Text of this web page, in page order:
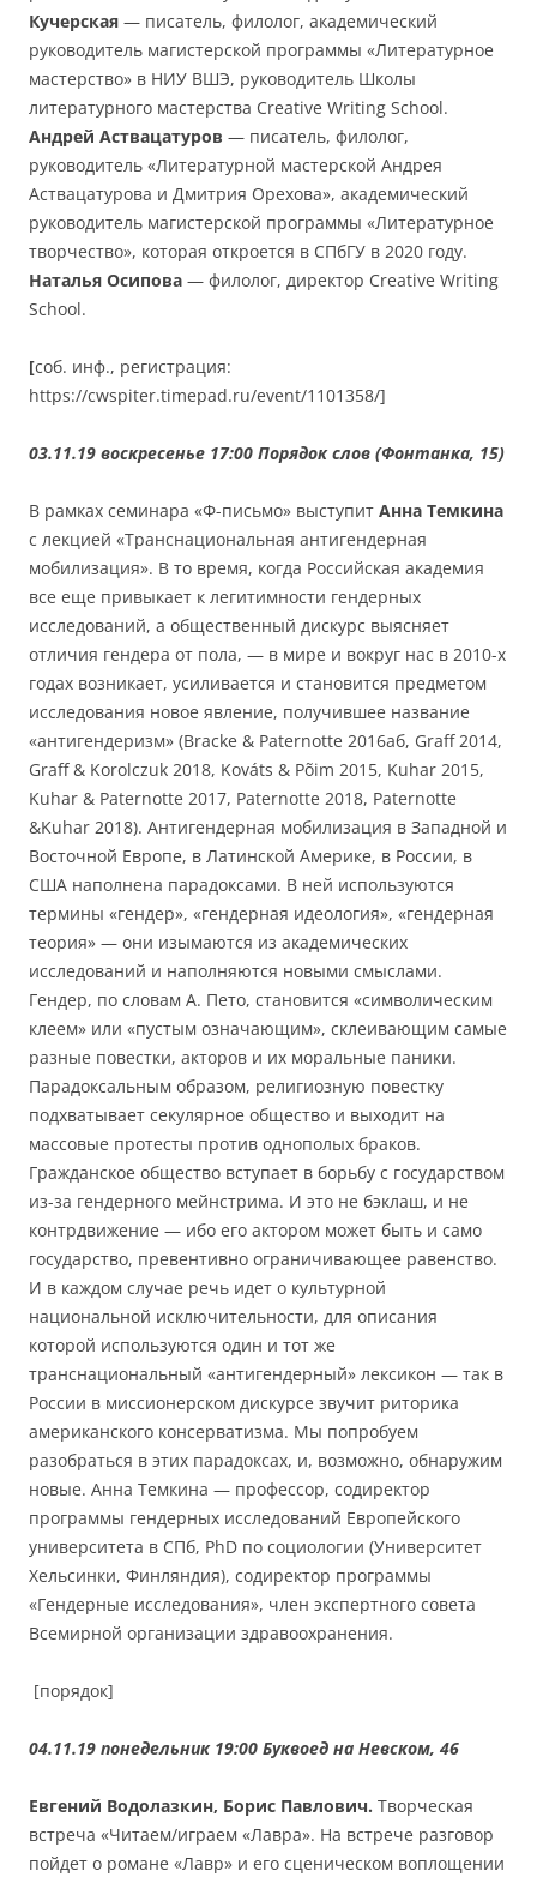
Кучерская — писатель, филолог, академический
руководитель магистерской программы «Литературное
мастерство» в НИУ ВШЭ, руководитель Школы
литературного мастерства Creative Writing School.
Андрей Аствацатуров — писатель, филолог,
руководитель «Литературной мастерской Андрея
Аствацатурова и Дмитрия Орехова», академический
руководитель магистерской программы «Литературное
творчество», которая откроется в СПбГУ в 2020 году.
Наталья Осипова — филолог, директор Creative Writing
School.
[соб. инф., регистрация:
https://cwspiter.timepad.ru/event/1101358/]
03.11.19 воскресенье 17:00 Порядок слов (Фонтанка, 15)
В рамках семинара «Ф-письмо» выступит Анна Темкина
с лекцией «Транснациональная антигендерная
мобилизация». В то время, когда Российская академия
все еще привыкает к легитимности гендерных
исследований, а общественный дискурс выясняет
отличия гендера от пола, — в мире и вокруг нас в 2010-х
годах возникает, усиливается и становится предметом
исследования новое явление, получившее название
«антигендеризм» (Bracke & Paternotte 2016aб, Graff 2014,
Graff & Korolczuk 2018, Kováts & Põim 2015, Kuhar 2015,
Kuhar & Paternotte 2017, Paternotte 2018, Paternotte
&Kuhar 2018). Антигендерная мобилизация в Западной и
Восточной Европе, в Латинской Америке, в России, в
США наполнена парадоксами. В ней используются
термины «гендер», «гендерная идеология», «гендерная
теория» — они изымаются из академических
исследований и наполняются новыми смыслами.
Гендер, по словам А. Пето, становится «символическим
клеем» или «пустым означающим», склеивающим самые
разные повестки, акторов и их моральные паники.
Парадоксальным образом, религиозную повестку
подхватывает секулярное общество и выходит на
массовые протесты против однополых браков.
Гражданское общество вступает в борьбу с государством
из-за гендерного мейнстрима. И это не бэклаш, и не
контрдвижение — ибо его актором может быть и само
государство, превентивно ограничивающее равенство.
И в каждом случае речь идет о культурной
национальной исключительности, для описания
которой используются один и тот же
транснациональный «антигендерный» лексикон — так в
России в миссионерском дискурсе звучит риторика
американского консерватизма. Мы попробуем
разобраться в этих парадоксах, и, возможно, обнаружим
новые. Анна Темкина — профессор, содиректор
программы гендерных исследований Европейского
университета в СПб, PhD по социологии (Университет
Хельсинки, Финляндия), содиректор программы
«Гендерные исследования», член экспертного совета
Всемирной организации здравоохранения.
[порядок]
04.11.19 понедельник 19:00 Буквоед на Невском, 46
Евгений Водолазкин, Борис Павлович. Творческая
встреча «Читаем/играем «Лавра». На встрече разговор
пойдет о романе «Лавр» и его сценическом воплощении